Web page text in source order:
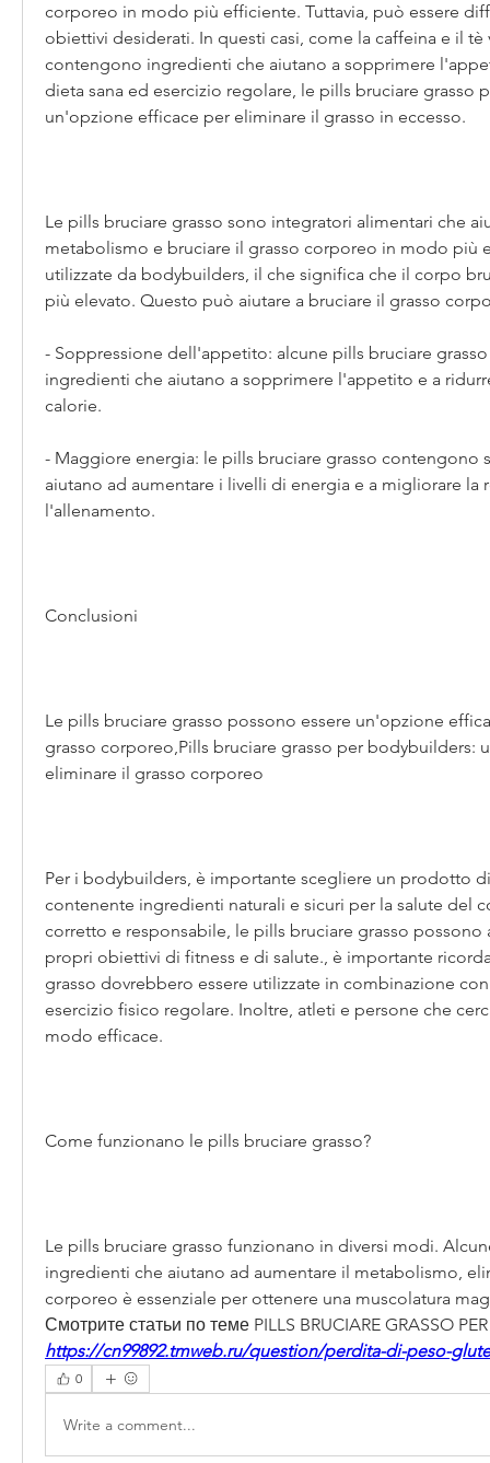
corporeo in modo più efficiente. Tuttavia, può essere
obiettivi desiderati. In questi casi, come la caffeina e il tè
contengono ingredienti che aiutano a sopprimere
dieta sana ed esercizio regolare, le pills bruciare grasso
un'opzione efficace per eliminare il grasso in eccesso.
Le pills bruciare grasso sono integratori alimentari che
metabolismo e bruciare il grasso corporeo in modo più
utilizzate da bodybuilders, il che significa che il corpo
più elevato. Questo può aiutare a bruciare il grasso
- Soppressione dell'appetito: alcune pills bruciare
ingredienti che aiutano a sopprimere l'appetito e a
calorie.
- Maggiore energia: le pills bruciare grasso contengono
aiutano ad aumentare i livelli di energia e a migliorare la
l'allenamento.
Conclusioni
Le pills bruciare grasso possono essere un'opzione
grasso corporeo,Pills bruciare grasso per bodybuilders:
eliminare il grasso corporeo
Per i bodybuilders, è importante scegliere un prodotto
contenente ingredienti naturali e sicuri per la salute del
corretto e responsabile, le pills bruciare grasso possono
propri obiettivi di fitness e di salute., è importante
grasso dovrebbero essere utilizzate in combinazione
esercizio fisico regolare. Inoltre, atleti e persone che
modo efficace.
Come funzionano le pills bruciare grasso?
Le pills bruciare grasso funzionano in diversi modi.
ingredienti che aiutano ad aumentare il metabolismo,
corporeo è essenziale per ottenere una muscolatura
Смотрите статьи по теме PILLS BRUCIARE GRASSO
https://cn99892.tmweb.ru/question/perdita-di-peso-
0
Write a comment...